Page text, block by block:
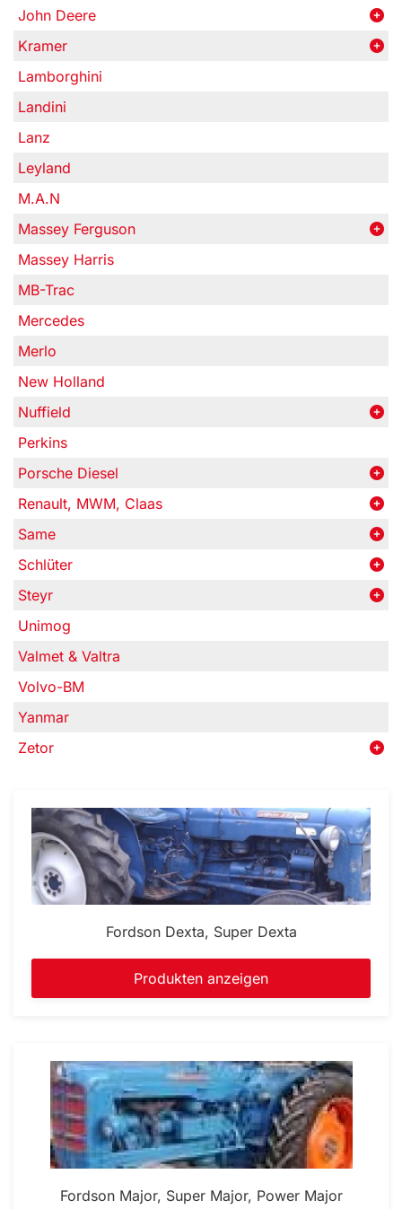
John Deere
Kramer
Lamborghini
Landini
Lanz
Leyland
M.A.N
Massey Ferguson
Massey Harris
MB-Trac
Mercedes
Merlo
New Holland
Nuffield
Perkins
Porsche Diesel
Renault, MWM, Claas
Same
Schlüter
Steyr
Unimog
Valmet & Valtra
Volvo-BM
Yanmar
Zetor
Fordson Dexta, Super Dexta
Produkten anzeigen
Fordson Major, Super Major, Power Major